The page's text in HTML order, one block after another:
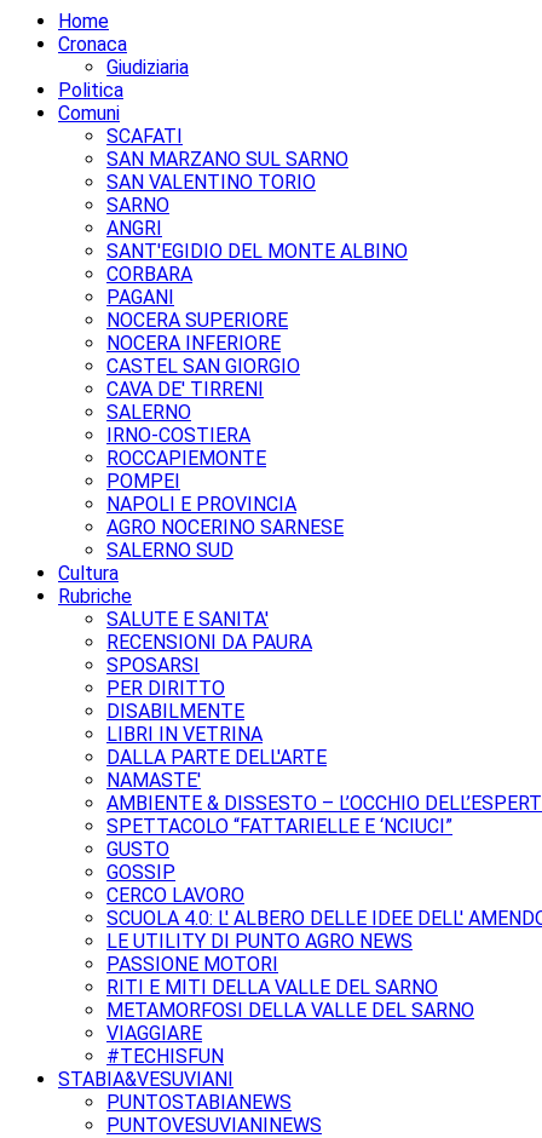
Home
Cronaca
Giudiziaria
Politica
Comuni
SCAFATI
SAN MARZANO SUL SARNO
SAN VALENTINO TORIO
SARNO
ANGRI
SANT'EGIDIO DEL MONTE ALBINO
CORBARA
PAGANI
NOCERA SUPERIORE
NOCERA INFERIORE
CASTEL SAN GIORGIO
CAVA DE' TIRRENI
SALERNO
IRNO-COSTIERA
ROCCAPIEMONTE
POMPEI
NAPOLI E PROVINCIA
AGRO NOCERINO SARNESE
SALERNO SUD
Cultura
Rubriche
SALUTE E SANITA'
RECENSIONI DA PAURA
SPOSARSI
PER DIRITTO
DISABILMENTE
LIBRI IN VETRINA
DALLA PARTE DELL'ARTE
NAMASTE'
AMBIENTE & DISSESTO – L’OCCHIO
SPETTACOLO “FATTARIELLE E ‘NCIUCI”
GUSTO
GOSSIP
CERCO LAVORO
SCUOLA 4.0: L' ALBERO DELLE IDEE DELL'
LE UTILITY DI PUNTO AGRO NEWS
PASSIONE MOTORI
RITI E MITI DELLA VALLE DEL SARNO
METAMORFOSI DELLA VALLE DEL SARNO
VIAGGIARE
#TECHISFUN
STABIA&VESUVIANI
PUNTOSTABIANEWS
PUNTOVESUVIANINEWS